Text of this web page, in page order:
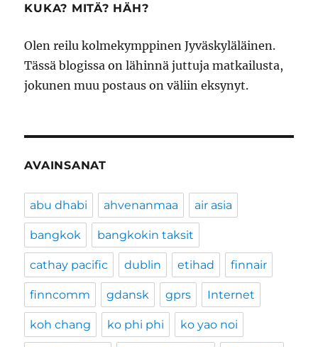
KUKA? MITÄ? HÄH?
Olen reilu kolmekymppinen Jyväskyläläinen.
Tässä blogissa on lähinnä juttuja matkailusta,
jokunen muu postaus on väliin eksynyt.
AVAINSANAT
abu dhabi ahvenanmaa air asia
bangkok bangkokin taksit
cathay pacific dublin etihad finnair
finncomm gdansk gprs Internet
koh chang ko phi phi ko yao noi